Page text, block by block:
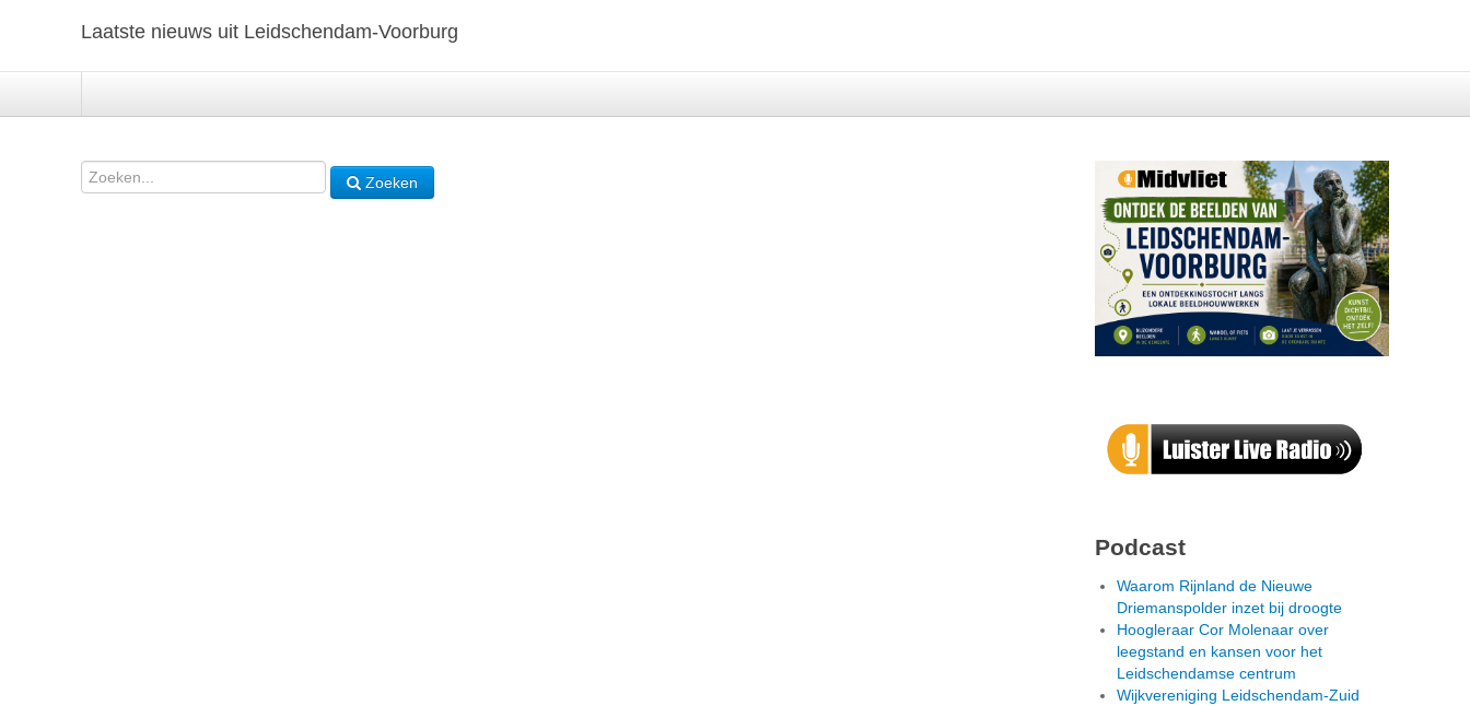
Laatste nieuws uit Leidschendam-Voorburg
Zoeken
Podcast
Waarom Rijnland de Nieuwe
Driemanspolder inzet bij droogte
Hoogleraar Cor Molenaar over
leegstand en kansen voor het
Leidschendamse centrum
Wijkvereniging Leidschendam-Zuid